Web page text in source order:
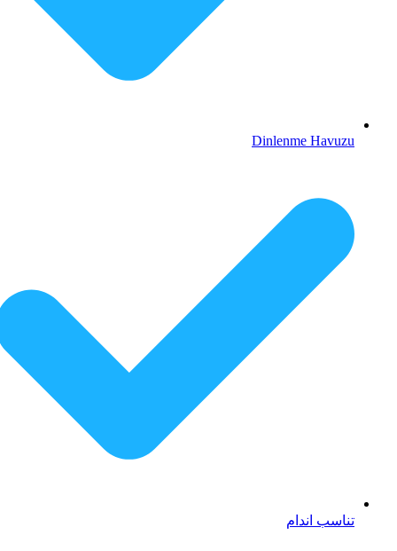
Dinlenme Havuzu
تناسب اندام